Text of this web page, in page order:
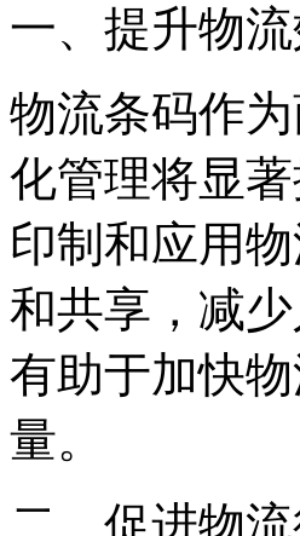
一、提升物
物流条码作
化管理将显
印制和应用
和共享，减
有助于加快
量。
二、促进物